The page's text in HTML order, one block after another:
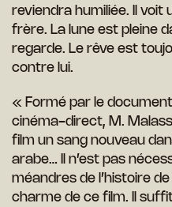
reviendra humiliée. Il
frère. La lune est pleine
regarde. Le rêve est
contre lui.
« Formé par le
cinéma-direct, M.
film un sang nouveau
arabe… Il n’est pas
méandres de l’histoire
charme de ce film. Il